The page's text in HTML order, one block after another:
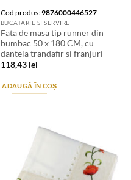
Cod produs:9876000446527
BUCATARIE SI SERVIRE
Fata de masa tip runner din
bumbac 50 x 180 CM, cu
dantela trandafir si franjuri
118,43 lei
ADAUGĂ ÎN COȘ